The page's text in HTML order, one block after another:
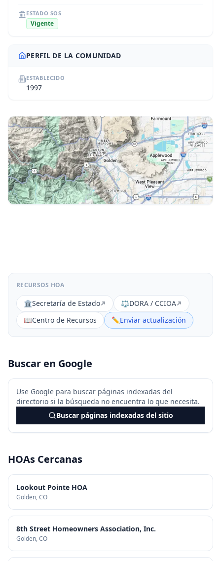
ESTADO SOS
Vigente
PERFIL DE LA COMUNIDAD
ESTABLECIDO
1997
RECURSOS HOA
🏛️Secretaría de Estado ⚖️DORA / CCIOA
📖Centro de Recursos ✏️Enviar actualización
Buscar en Google
Use Google para buscar páginas indexadas del
directorio si la búsqueda no encuentra lo que necesita.
Buscar páginas indexadas del sitio
HOAs Cercanas
Lookout Pointe HOA
Golden, CO
8th Street Homeowners Association, Inc.
Golden, CO